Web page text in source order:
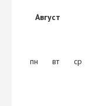
Август
пн вт ср